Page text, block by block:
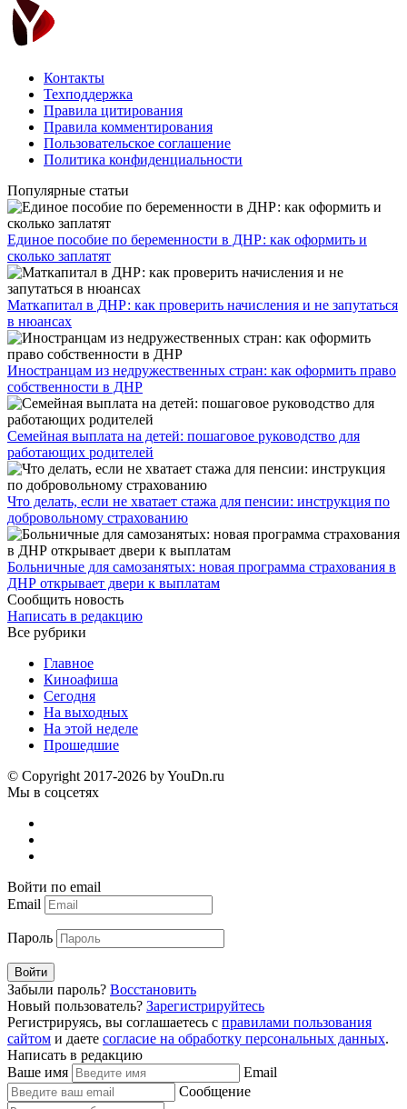
Контакты
Техподдержка
Правила цитирования
Правила комментирования
Пользовательское соглашение
Политика конфиденциальности
Популярные статьи
Единое пособие по беременности в ДНР: как оформить и
сколько заплатят
​Маткапитал в ДНР: как проверить начисления и не запутаться
в нюансах
Иностранцам из недружественных стран: как оформить право
собственности в ДНР
Семейная выплата на детей: пошаговое руководство для
работающих родителей
Что делать, если не хватает стажа для пенсии: инструкция по
добровольному страхованию
Больничные для самозанятых: новая программа страхования в
ДНР открывает двери к выплатам
Сообщить новость
Написать в редакцию
Все рубрики
Главное
Киноафиша
Сегодня
На выходных
На этой неделе
Прошедшие
© Copyright 2017-2026 by YouDn.ru
Мы в соцсетях
Войти по email
Email
Пароль
Войти
Забыли пароль? Восстановить
Новый пользователь? Зарегистрируйтесь
Регистрируясь, вы соглашаетесь с правилами пользования
сайтом и даете согласие на обработку персональных данных.
Написать в редакцию
Ваше имя
Email
Сообщение